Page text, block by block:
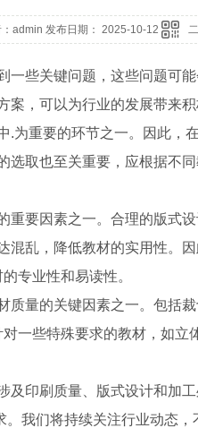
admin 发布日期： 2025-10-12
一些关键问题，这些问题可
，可以为行业的发展带来积
.为重要的环节之一。因此，
选取也至关重要，应根据不
重要因素之一。合理的版式
混乱，降低教材的实用性。
专业性和易读性。
质量的关键因素之一。包括
一些特殊要求的教材，如
及印刷质量、版式设计和加
我们将持续关注行业动态